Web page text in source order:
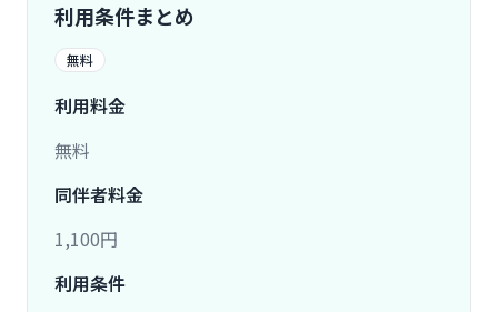
利用条件まとめ
無料
利用料金
無料
同伴者料金
1,100円
利用条件